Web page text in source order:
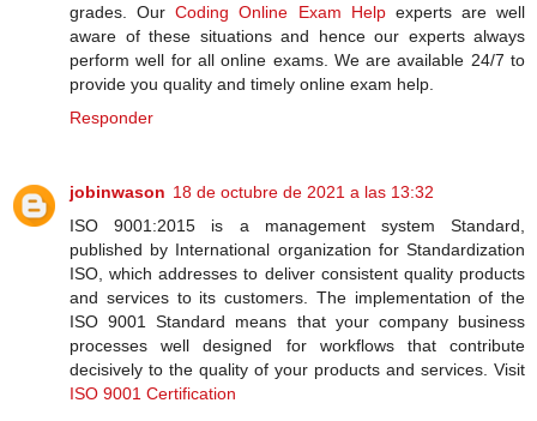
grades. OurCoding Online Exam Helpexperts are well
aware of these situations and hence our experts always
perform well for all online exams. We are available 24/7 to
provide you quality and timely online exam help.
Responder
jobinwason 18 de octubre de 2021 a las 13:32
ISO 9001:2015 is a management system Standard,
published by International organization for Standardization
ISO, which addresses to deliver consistent quality products
and services to its customers. The implementation of the
ISO 9001 Standard means that your company business
processes well designed for workflows that contribute
decisively to the quality of your products and services. Visit
ISO 9001 Certification